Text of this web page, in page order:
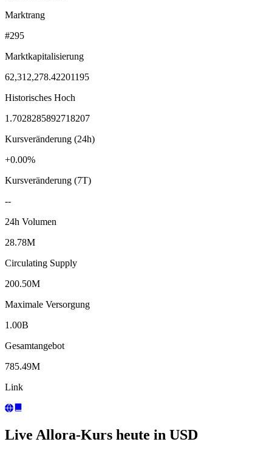
Marktrang
#295
Marktkapitalisierung
62,312,278.42201195
Historisches Hoch
1.7028285892718207
Kursveränderung (24h)
+0.00%
Kursveränderung (7T)
--
24h Volumen
28.78M
Circulating Supply
200.50M
Maximale Versorgung
1.00B
Gesamtangebot
785.49M
Link
Live Allora-Kurs heute in USD